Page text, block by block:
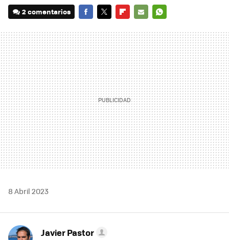
2 comentarios
MAIL
8 Abril 2023
Javier Pastor